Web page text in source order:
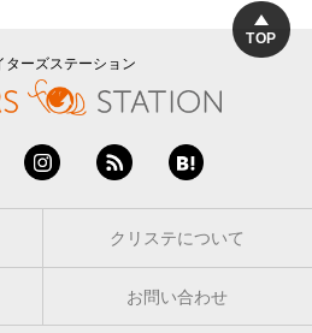
TOP
ターズステーション
クリステについて
お問い合わせ